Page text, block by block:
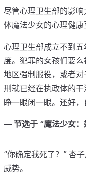
尽管心理卫生部的影
体魔法少女的心理健康
心理卫生部成立不到
度。犯罪的女孩们要
地区强制服役，或者
刑就已经在执政体的
睁一眼闭一眼。还好
— 节选于 “魔法少女：
“你确定我死了？” 杏
威势。